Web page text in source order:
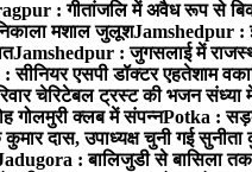
: गीतांजलि में अवैध रूप से
मशाल जुलूशJamshedpur :
Jamshedpur : जुगसलाई में
एसपी डॉक्टर एहतेशाम
चेरिटेबल ट्रस्ट की भजन
गोलमुरी क्लब में संपन्नPotka :
दास, उपाध्यक्ष चुनी गई सुनीता
: बालिजुडी से बासिला